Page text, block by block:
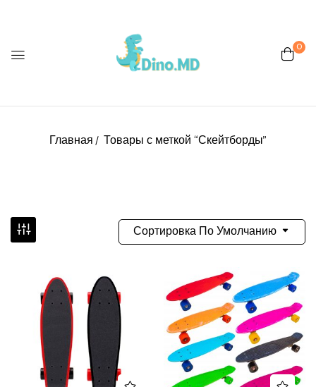
0
Главная Товары с меткой “Скейтборды”
Сортировка По Умолчанию